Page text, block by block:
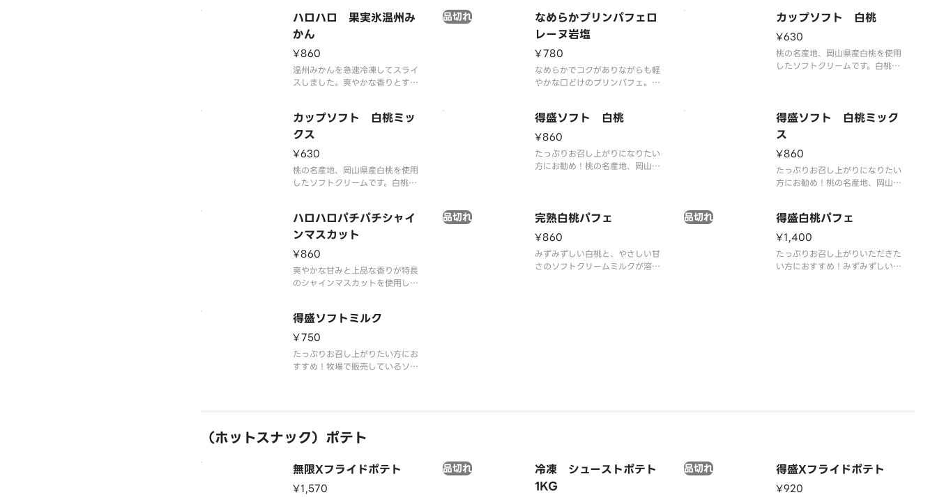
わいを実現しました。
ハロハロ 果実氷温州み
かん
¥860
温州みかんを急速冷凍してスライ
スしました。爽やかな香りとすっ
みください。
なめらかプリンパフェロ
レーヌ岩塩
品切れ
¥780
なめらかでコクがありながらも軽
やかな口どけのプリンパフェ。ロ
用しました。やさしい塩味が甘さ
を引き立て、最後まで飽きのこな
い味わいを実現しました。
カップソフト 白桃
¥630
桃の名産地、岡山県産白桃を使用
したソフトクリームです。白桃の
カップソフト 白桃ミッ
クス
¥630
桃の名産地、岡山県産白桃を使用
したソフトクリームです。白桃の
現しました。ミルクソフトとの相
性もピッタリです。
得盛ソフト 白桃
¥860
たっぷりお召し上がりになりたい
方にお勧め！桃の名産地、岡山県
りと旨味を再現しました。
得盛ソフト 白桃ミック
ス
¥860
たっぷりお召し上がりになりたい
方にお勧め！桃の名産地、岡山県
ずしい果汁と上品な甘さ、甘い香
りと旨味を再現しました。ミルク
ソフトとの相性もピッタリです。
ハロハロパチパチシャイ
ンマスカット
¥860
爽やかな甘みと上品な香りが特長
のシャインマスカットを使用した
がさらに高まります。
完熟白桃パフェ
品切れ
¥860
みずみずしい白桃と、やさしい甘
さのソフトクリームミルクが溶け
得盛白桃パフェ
品切れ
¥1,400
たっぷりお召し上がりいただきた
い方におすすめ！みずみずしい白
得盛ソフトミルク
¥750
たっぷりお召し上がりたい方にお
すすめ！牧場で販売しているソフ
（ホットスナック）ポテト
無限Xフライドポテト
¥1,570
冷凍 シューストポテト
1KG
品切れ 得盛Xフライドポテト
品切れ
¥920